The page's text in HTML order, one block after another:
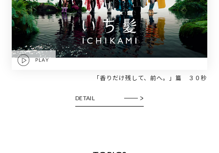
「香りだけ残して、前へ。」篇 ３０秒
DETAIL